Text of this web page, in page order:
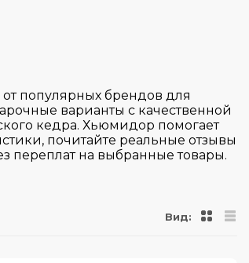
популярных брендов для
варианты с качественной
кедра. Хьюмидор помогает
почитайте реальные отзывы
переплат на выбранные товары.
Вид: